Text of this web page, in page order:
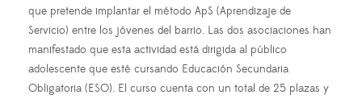
que pretende implantar el método ApS (Aprendizaje de
Servicio) entre los jóvenes del barrio. Las dos asociaciones han
manifestado que esta actividad está dirigida al público
adolescente que esté cursando Educación Secundaria
Obligatoria (ESO). El curso cuenta con un total de 25 plazas y